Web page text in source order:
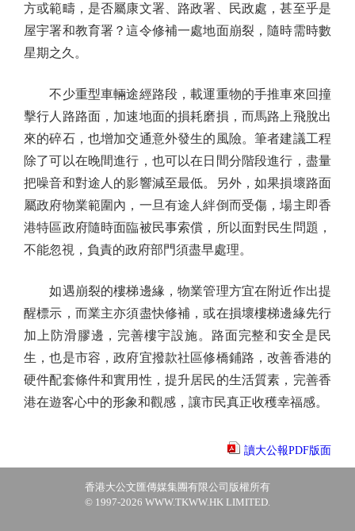
方或範疇，是否屬康文署、路政署、民政處，甚至乎是
屋宇署和教育署？這令修補一處地面崩裂，隨時需時數
星期之久。
不少重型車輛途經路段，載運重物的手推車來回撞
擊行人路路面，加速地面的損耗磨損，而馬路上飛脫出
來的碎石，也增加交通意外發生的風險。筆者建議工程
除了可以在晚間進行，也可以在日間分階段進行，盡量
把噪音和對途人的影響減至最低。另外，如果損壞路面
屬政府物業範圍內，一旦有途人絆倒而受傷，場主即香
港特區政府隨時面臨被民事索償，所以面對民生問題，
不能忽視，負責的政府部門須盡早處理。
如遇崩裂的樓梯邊緣，物業管理方宜在附近作出提
醒標示，而業主亦須盡快修補，或在損壞樓梯邊緣先行
加上防滑膠邊，完善樓宇設施。路面完整和安全是民
生，也是市容，政府宜撥款社區修橋鋪路，改善香港的
硬件配套條件和實用性，提升居民的生活質素，完善香
港在遊客心中的形象和觀感，讓市民真正收穫幸福感。
讀大公報PDF版面
香港大公文匯傳媒集團有限公司版權所有
© 1997-2026 WWW.TKWW.HK LIMITED.